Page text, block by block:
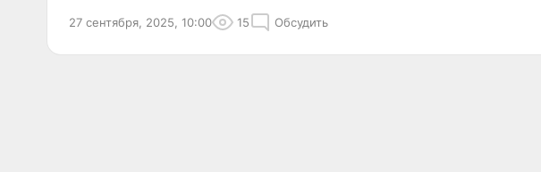
27 сентября, 2025, 10:00 15 Обсудить